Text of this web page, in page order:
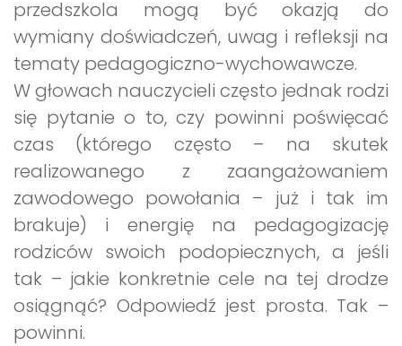
przedszkola mogą być okazją do
wymiany doświadczeń, uwag i refleksji na
tematy pedagogiczno-wychowawcze.
W głowach nauczycieli często jednak rodzi
się pytanie o to, czy powinni poświęcać
czas (którego często – na skutek
realizowanego z zaangażowaniem
zawodowego powołania – już i tak im
brakuje) i energię na pedagogizację
rodziców swoich podopiecznych, a jeśli
tak – jakie konkretnie cele na tej drodze
osiągnąć? Odpowiedź jest prosta. Tak –
powinni.